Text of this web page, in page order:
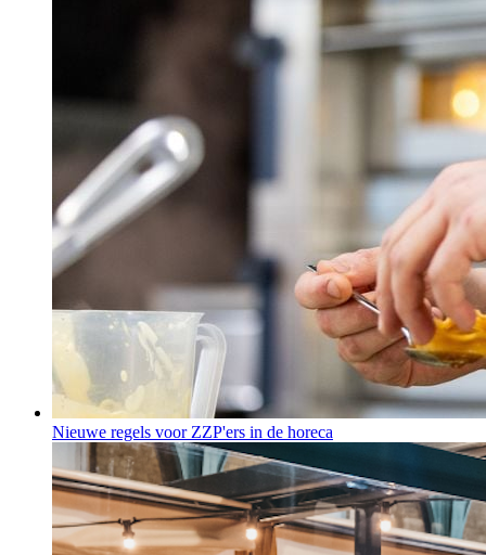
Nieuwe regels voor ZZP'ers in de horeca